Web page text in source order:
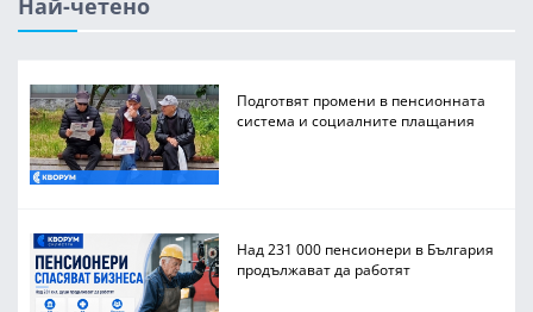
Най-четено
Подготвят промени в пенсионната
система и социалните плащания
Над 231 000 пенсионери в България
продължават да работят